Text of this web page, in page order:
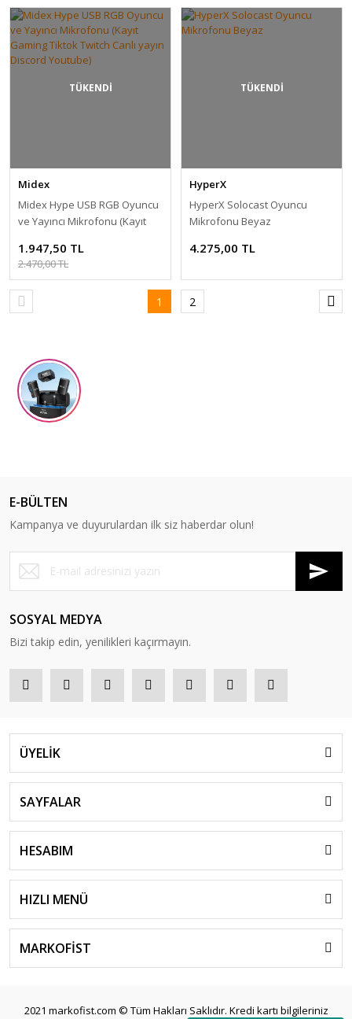
TÜKENDİ
Midex
Midex Hype USB RGB Oyuncu
ve Yayıncı Mikrofonu (Kayıt
yayın Discord Youtube)
1.947,50 TL
2.470,00 TL
TÜKENDİ
HyperX
HyperX Solocast Oyuncu
Mikrofonu Beyaz
4.275,00 TL
1 2
E-BÜLTEN
Kampanya ve duyurulardan ilk siz haberdar olun!
SOSYAL MEDYA
Bizi takip edin, yenilikleri kaçırmayın.
ÜYELİK
SAYFALAR
HESABIM
HIZLI MENÜ
MARKOFİST
2021 markofist.com © Tüm Hakları Saklıdır. Kredi kartı bilgileriniz